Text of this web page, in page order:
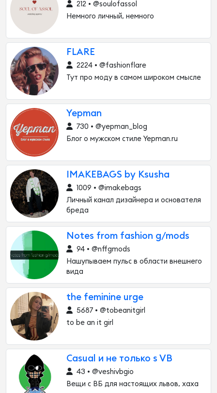
212 • @soulofassol
Немного личный, немного
FLARE
2224 • @fashionflare
Тут про моду в самом широком смысле
Yepman
730 • @yepman_blog
Блог о мужском стиле Yepman.ru
IMAKEBAGS by Ksusha
1009 • @imakebags
Личный канал дизайнера и основателя
бреда
Notes from fashion g/mods
94 • @nffgmods
Нашупываем пульс в области внешнего
вида
the feminine urge
5687 • @tobeanitgirl
to be an it girl
Casual и не только s VB
43 • @veshivbgio
Вещи с ВБ для настоящих львов, хаха